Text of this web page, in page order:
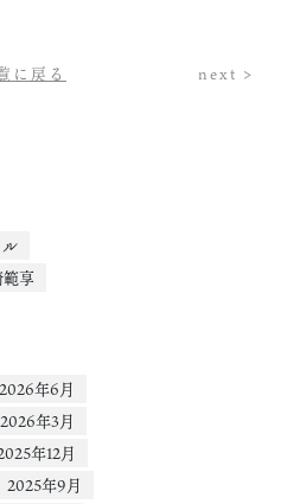
に戻る next >
享
2026年6月
2026年3月
年12月
2025年9月